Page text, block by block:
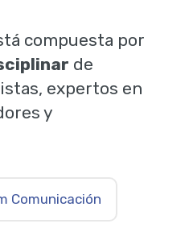
compuesta por
de
expertos en
y
Comunicación